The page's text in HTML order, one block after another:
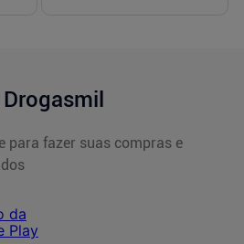
para fazer suas compras e